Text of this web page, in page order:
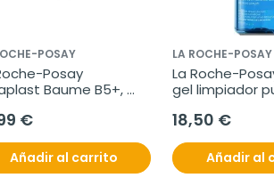
POSAY
Posay
Baume B5+,
€
Añadir al carrito
LA ROCHE-POSAY
La Roche-
gel limpiador
18,50 €
Añadir al